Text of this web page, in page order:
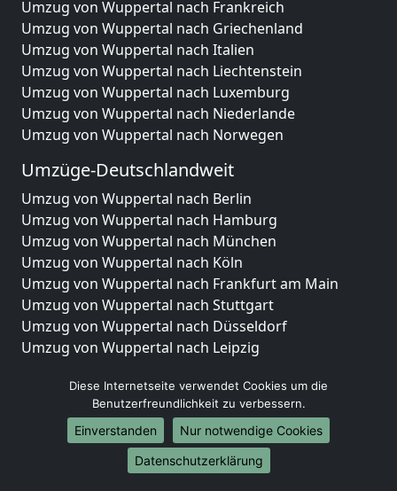
Umzug von Wuppertal nach Frankreich
Umzug von Wuppertal nach Griechenland
Umzug von Wuppertal nach Italien
Umzug von Wuppertal nach Liechtenstein
Umzug von Wuppertal nach Luxemburg
Umzug von Wuppertal nach Niederlande
Umzug von Wuppertal nach Norwegen
Umzüge-Deutschlandweit
Umzug von Wuppertal nach Berlin
Umzug von Wuppertal nach Hamburg
Umzug von Wuppertal nach München
Umzug von Wuppertal nach Köln
Umzug von Wuppertal nach Frankfurt am Main
Umzug von Wuppertal nach Stuttgart
Umzug von Wuppertal nach Düsseldorf
Umzug von Wuppertal nach Leipzig
Umzug von Wuppertal nach Essen
Umzug von Wuppertal nach Bremen
Umzug von Wuppertal nach Dresden
Umzug von Wuppertal nach Hannover
Umzug von Wuppertal nach Nürnberg
Diese Internetseite verwendet Cookies um die
Benutzerfreundlichkeit zu verbessern.
Einverstanden
Nur notwendige Cookies
Datenschutzerklärung